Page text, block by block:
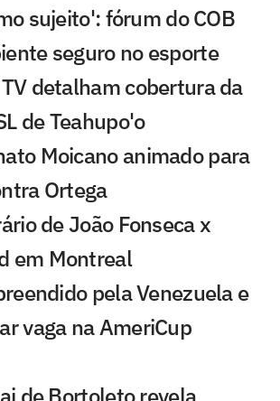
sujeito': fórum do COB
seguro no esporte
detalham cobertura da
de Teahupo'o
Moicano animado para
Ortega
de João Fonseca x
em Montreal
pela Venezuela e
vaga na AmeriCup